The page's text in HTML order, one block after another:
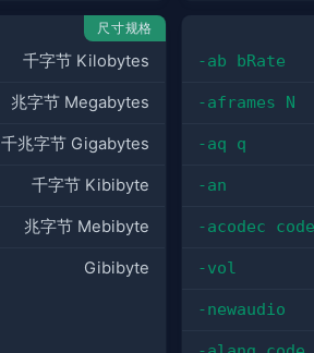
尺寸规格
千字节 Kilobytes
兆字节 Megabytes
千兆字节 Gigabytes
千字节 Kibibyte
兆字节 Mebibyte
Gibibyte
-ab bRate
-aframes N
-aq q
-an
-acodec
-vol
-newaudio